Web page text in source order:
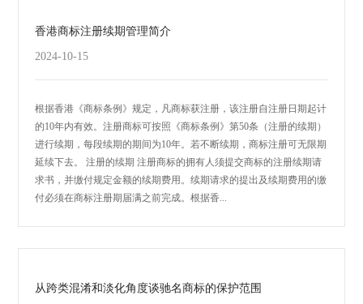
香港商标注册续期管理简介
2024-10-15
根据香港《商标条例》规定，凡商标获注册，该注册自注册日期起计
的10年内有效。注册商标可按照《商标条例》第50条（注册的续期）
进行续期，每段续期的期间为10年。若不断续期，商标注册可无限期
延续下去。 注册的续期 注册商标的拥有人须提交商标的注册续期请
求书，并缴付规定金额的续期费用。续期请求的提出及续期费用的缴
付必须在商标注册期届满之前完成。根据香...
从跨类混淆和淡化角度谈驰名商标的保护范围